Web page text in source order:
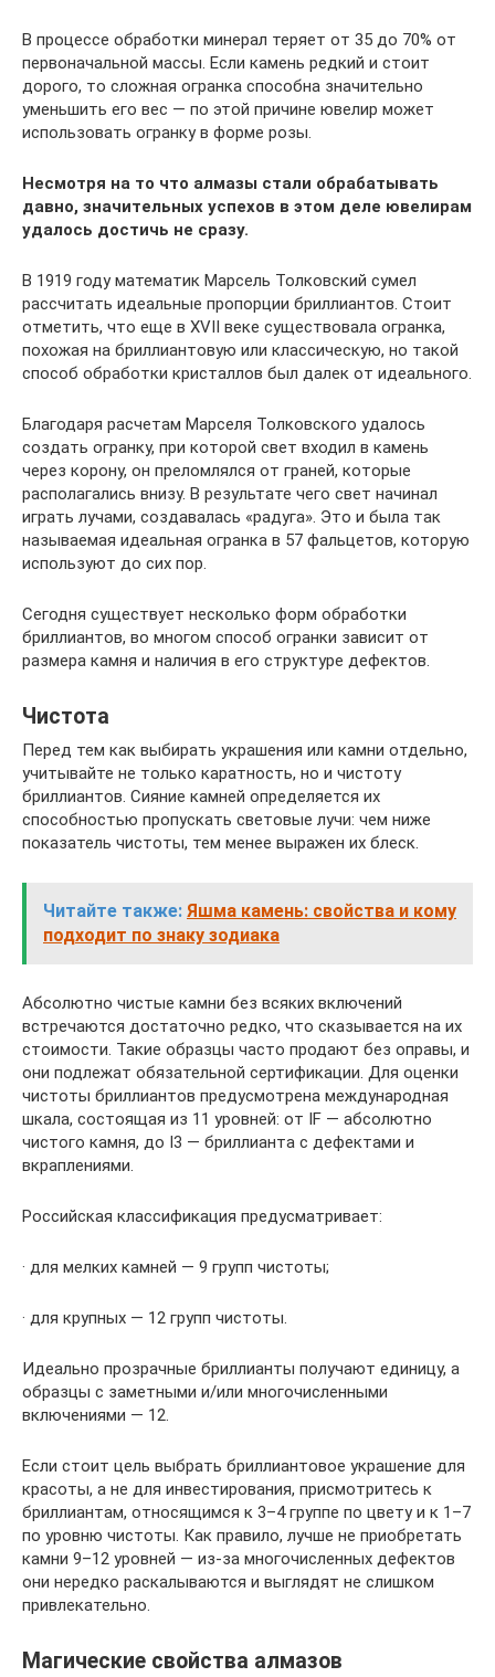
В процессе обработки минерал теряет от 35 до 70% от
первоначальной массы. Если камень редкий и стоит
дорого, то сложная огранка способна значительно
уменьшить его вес — по этой причине ювелир может
использовать огранку в форме розы.
Несмотря на то что алмазы стали обрабатывать
давно, значительных успехов в этом деле ювелирам
удалось достичь не сразу.
В 1919 году математик Марсель Толковский сумел
рассчитать идеальные пропорции бриллиантов. Стоит
отметить, что еще в XVII веке существовала огранка,
похожая на бриллиантовую или классическую, но такой
способ обработки кристаллов был далек от идеального.
Благодаря расчетам Марселя Толковского удалось
создать огранку, при которой свет входил в камень
через корону, он преломлялся от граней, которые
располагались внизу. В результате чего свет начинал
играть лучами, создавалась «радуга». Это и была так
называемая идеальная огранка в 57 фальцетов, которую
используют до сих пор.
Сегодня существует несколько форм обработки
бриллиантов, во многом способ огранки зависит от
размера камня и наличия в его структуре дефектов.
Чистота
Перед тем как выбирать украшения или камни отдельно,
учитывайте не только каратность, но и чистоту
бриллиантов. Сияние камней определяется их
способностью пропускать световые лучи: чем ниже
показатель чистоты, тем менее выражен их блеск.
Читайте также: Яшма камень: свойства и кому
подходит по знаку зодиака
Абсолютно чистые камни без всяких включений
встречаются достаточно редко, что сказывается на их
стоимости. Такие образцы часто продают без оправы, и
они подлежат обязательной сертификации. Для оценки
чистоты бриллиантов предусмотрена международная
шкала, состоящая из 11 уровней: от IF — абсолютно
чистого камня, до I3 — бриллианта с дефектами и
вкраплениями.
Российская классификация предусматривает:
· для мелких камней — 9 групп чистоты;
· для крупных — 12 групп чистоты.
Идеально прозрачные бриллианты получают единицу, а
образцы с заметными и/или многочисленными
включениями — 12.
Если стоит цель выбрать бриллиантовое украшение для
красоты, а не для инвестирования, присмотритесь к
бриллиантам, относящимся к 3–4 группе по цвету и к 1–7
по уровню чистоты. Как правило, лучше не приобретать
камни 9–12 уровней — из-за многочисленных дефектов
они нередко раскалываются и выглядят не слишком
привлекательно.
Магические свойства алмазов